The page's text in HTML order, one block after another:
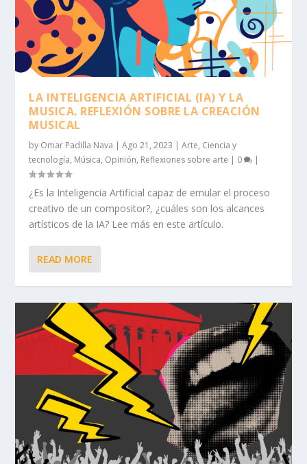
LA INTELIGENCIA ARTIFICIAL (IA) Y LA
MUSICA. REFLEXIÓN SOBRE LA CREACIÓN
MUSICAL
by Omar Padilla Nava |Ago 21, 2023 |Arte, Ciencia y
tecnología, Música, Opinión, Reflexiones sobre arte | 0 |
¿Es la Inteligencia Artificial capaz de emular el proceso
creativo de un compositor?, ¿cuáles son los alcances
artísticos de la IA? Lee más en este artículo.
READ MORE